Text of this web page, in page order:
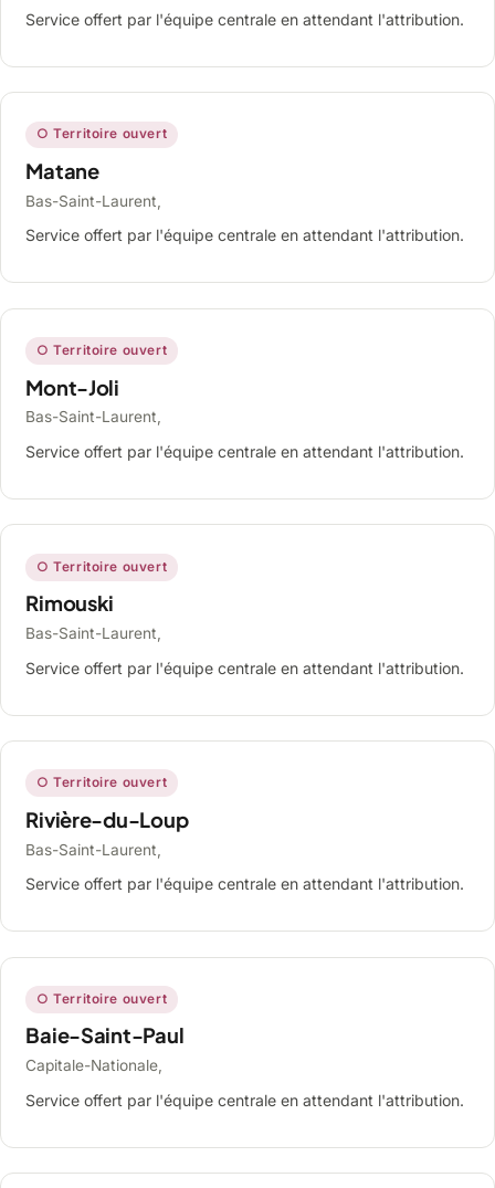
Service offert par l'équipe centrale en attendant l'attribution.
○ Territoire ouvert
Matane
Bas-Saint-Laurent,
Service offert par l'équipe centrale en attendant l'attribution.
○ Territoire ouvert
Mont-Joli
Bas-Saint-Laurent,
Service offert par l'équipe centrale en attendant l'attribution.
○ Territoire ouvert
Rimouski
Bas-Saint-Laurent,
Service offert par l'équipe centrale en attendant l'attribution.
○ Territoire ouvert
Rivière-du-Loup
Bas-Saint-Laurent,
Service offert par l'équipe centrale en attendant l'attribution.
○ Territoire ouvert
Baie-Saint-Paul
Capitale-Nationale,
Service offert par l'équipe centrale en attendant l'attribution.